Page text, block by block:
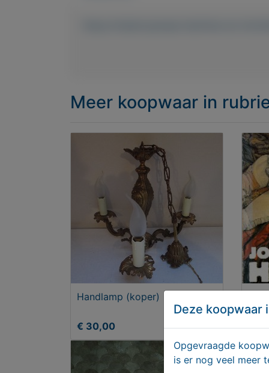
Meer koopwaar in
Handlamp (koper)
€ 30,00 €
Deze koopwaar
Opgevraagde
is er nog veel meer